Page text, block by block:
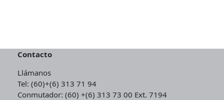
Contacto
Llámanos
Tel: (60)+(6) 313 71 94
Conmutador: (60) +(6) 313 73 00 Ext. 7194